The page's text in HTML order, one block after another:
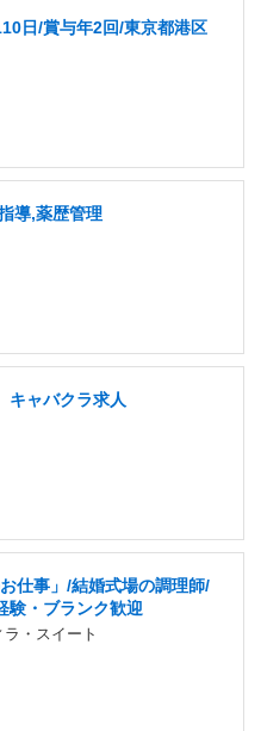
日/賞与年2回/東京都港区
導,薬歴管理
キャバクラ求人
仕事」/結婚式場の調理師/
験・ブランク歓迎
・スイート